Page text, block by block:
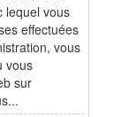
lequel vous
effectuées
vous
vous
sur